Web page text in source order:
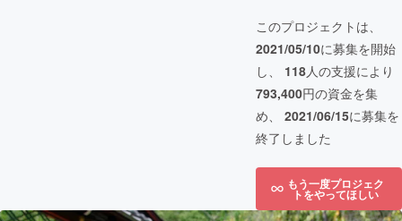
このプロジェクトは、
2021/05/10に募集を開始
し、 118人の支援により
793,400円の資金を集
め、 2021/06/15に募集を
終了しました
もう一度プロジェク
トをやってほしい